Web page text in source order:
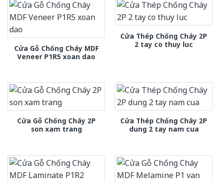
Cửa Gỗ Chống Cháy MDF
Veneer P1R5 xoan dao
Cửa Thép Chống Cháy 2P
2 tay co thuy luc
Cửa Gỗ Chống Cháy 2P
son xam trang
Cửa Thép Chống Cháy 2P
dung 2 tay nam cua